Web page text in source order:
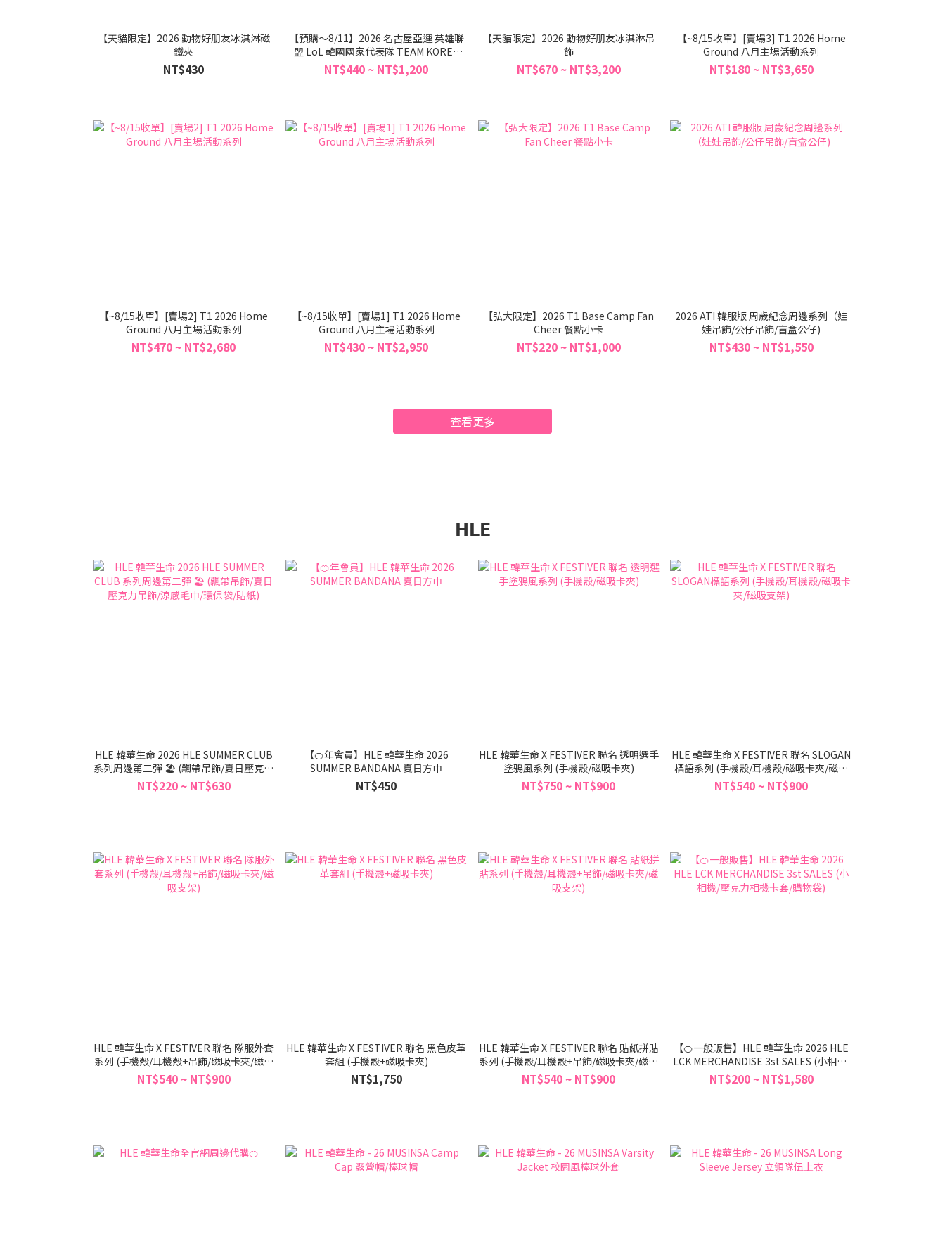
【天貓限定】2026 動物好朋友冰淇淋磁
鐵夾
NT$430
【預購～8/11】2026 名古屋亞運 英雄聯
盟 LoL 韓國國家代表隊 TEAM KOREA
[SEE THE UNSEEN] 系列周邊
NT$440 ~ NT$1,200
【天貓限定】2026 動物好朋友冰淇淋吊
飾
NT$670 ~ NT$3,200
【~8/15收單】[賣場3] T1 2026 Home
Ground 八月主場活動系列
NT$180 ~ NT$3,650
【~8/15收單】[賣場2] T1 2026 Home
Ground 八月主場活動系列
NT$470 ~ NT$2,680
【~8/15收單】[賣場1] T1 2026 Home
Ground 八月主場活動系列
NT$430 ~ NT$2,950
【弘大限定】2026 T1 Base Camp Fan
Cheer 餐點小卡
NT$220 ~ NT$1,000
2026 ATI 韓服版 周歲紀念周邊系列（娃
娃吊飾/公仔吊飾/盲盒公仔)
NT$430 ~ NT$1,550
查看更多
𝗛𝗟𝗘
HLE 韓華生命 2026 HLE SUMMER CLUB
系列周邊第二彈 🏖️ (飄帶吊飾/夏日壓克力
吊飾/涼感毛巾/環保袋/貼紙)
NT$220 ~ NT$630
【🍊年會員】HLE 韓華生命 2026
SUMMER BANDANA 夏日方巾
NT$450
HLE 韓華生命 X FESTIVER 聯名 透明選手
塗鴉風系列 (手機殼/磁吸卡夾)
NT$750 ~ NT$900
HLE 韓華生命 X FESTIVER 聯名 SLOGAN
標語系列 (手機殼/耳機殼/磁吸卡夾/磁吸
支架)
NT$540 ~ NT$900
HLE 韓華生命 X FESTIVER 聯名 隊服外套
系列 (手機殼/耳機殼+吊飾/磁吸卡夾/磁吸
支架)
NT$540 ~ NT$900
HLE 韓華生命 X FESTIVER 聯名 黑色皮革
套組 (手機殼+磁吸卡夾)
NT$1,750
HLE 韓華生命 X FESTIVER 聯名 貼紙拼貼
系列 (手機殼/耳機殼+吊飾/磁吸卡夾/磁吸
支架)
NT$540 ~ NT$900
【🍊一般販售】HLE 韓華生命 2026 HLE
LCK MERCHANDISE 3st SALES (小相機/
壓克力相機卡套/購物袋)
NT$200 ~ NT$1,580